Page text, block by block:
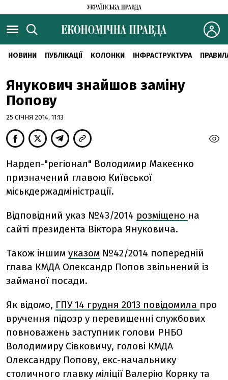
НОВИНИ ПУБЛІКАЦІЇ КОЛОНКИ ІНФРАСТРУКТУРА
Янукович знайшов заміну
Попову
25 СІЧНЯ 2014, 11:13
Нардеп-"регіонал" Володимир Макеєнко
призначений главою Київської
міськдержадміністрації.
Відповідний указ №43/2014 розміщено на
сайті президента Віктора Януковича.
Також іншим указом №42/2014 попередній
глава КМДА Олександр Попов звільнений із
займаної посади.
Як відомо, ГПУ 14 грудня 2013 повідомила про
вручення підозр у перевищенні службових
повноважень заступник голови РНБО
Володимиру Сівковичу, голові КМДА
Олександру Попову, екс-начальнику
столичного главку міліції Валерію Коряку та